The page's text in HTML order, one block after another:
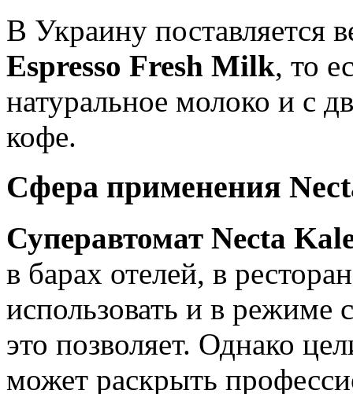
В Украину поставляется
Espresso Fresh Milk, то
натуральное молоко и с
кофе.
Сфера применения
Суперавтомат Necta
в барах отелей, в
использовать и в режиме
это позволяет. Однако
может раскрыть